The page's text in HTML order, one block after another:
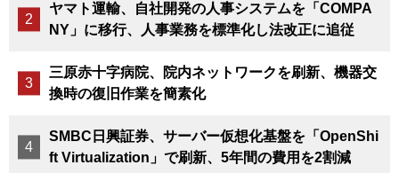
ヤマト運輸、自社開発の人事システムを「COMPA
NY」に移行、人事業務を標準化し法改正に追従
三原赤十字病院、院内ネットワークを刷新、機器交
換時の復旧作業を簡素化
SMBC日興証券、サーバー仮想化基盤を「OpenShi
ft Virtualization」で刷新、5年間の費用を2割減